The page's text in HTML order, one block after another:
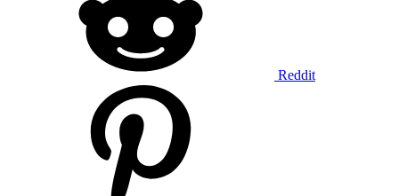
Reddit